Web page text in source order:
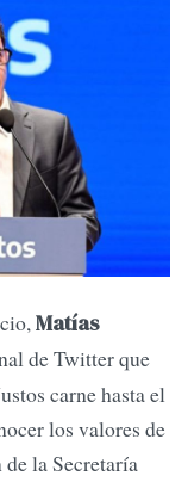
Matías
de Twitter que
carne hasta el
los valores de
la Secretaría